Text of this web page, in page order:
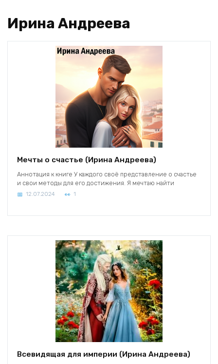
Ирина Андреева
Мечты о счастье (Ирина Андреева)
Аннотация к книге У каждого своё представление о счастье
и свои методы для его достижения. Я мечтаю найти
12.07.2024 1
Всевидящая для империи (Ирина Андреева)